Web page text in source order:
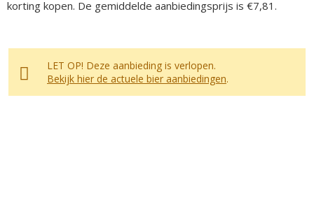
korting kopen. De gemiddelde aanbiedingsprijs is €7,81.
LET OP! Deze aanbieding is verlopen.
Bekijk hier de actuele bier aanbiedingen.